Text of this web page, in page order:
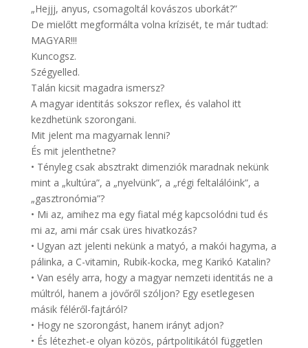
„Hejjj, anyus, csomagoltál kovászos uborkát?”
De mielőtt megformálta volna krízisét, te már tudtad:
MAGYAR!!!
Kuncogsz.
Szégyelled.
Talán kicsit magadra ismersz?
A magyar identitás sokszor reflex, és valahol itt
kezdhetünk szorongani.
Mit jelent ma magyarnak lenni?
És mit jelenthetne?
• Tényleg csak absztrakt dimenziók maradnak nekünk
mint a „kultúra”, a „nyelvünk”, a „régi feltalálóink”, a
„gasztronómia”?
• Mi az, amihez ma egy fiatal még kapcsolódni tud és
mi az, ami már csak üres hivatkozás?
• Ugyan azt jelenti nekünk a matyó, a makói hagyma, a
pálinka, a C-vitamin, Rubik-kocka, meg Karikó Katalin?
• Van esély arra, hogy a magyar nemzeti identitás ne a
múltról, hanem a jövőről szóljon? Egy esetlegesen
másik féléről-fajtáról?
• Hogy ne szorongást, hanem irányt adjon?
• És létezhet-e olyan közös, pártpolitikától független